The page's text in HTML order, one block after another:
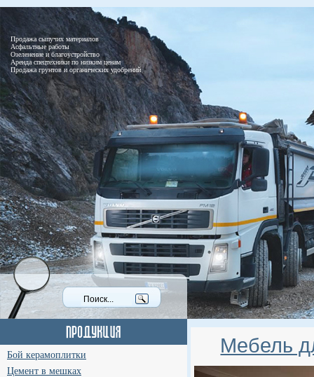
Продажа сыпучих материалов
Асфальтные работы
Озеленение и благоустройство
Аренда спецтехники по низким ценам
Продажа грунтов и органических удобрений
Бой керамоплитки
Цемент в мешках
Мебель